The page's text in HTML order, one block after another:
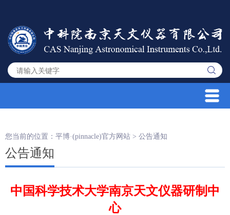
您当前的位置： 平博·(pinnacle)官方网站 > 公告通知
公告通知
中国科学技术大学南京天文仪器研制中
心